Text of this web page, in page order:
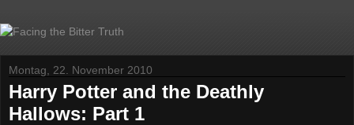
Montag, 22. November 2010
Harry Potter and the Deathly
Hallows: Part 1